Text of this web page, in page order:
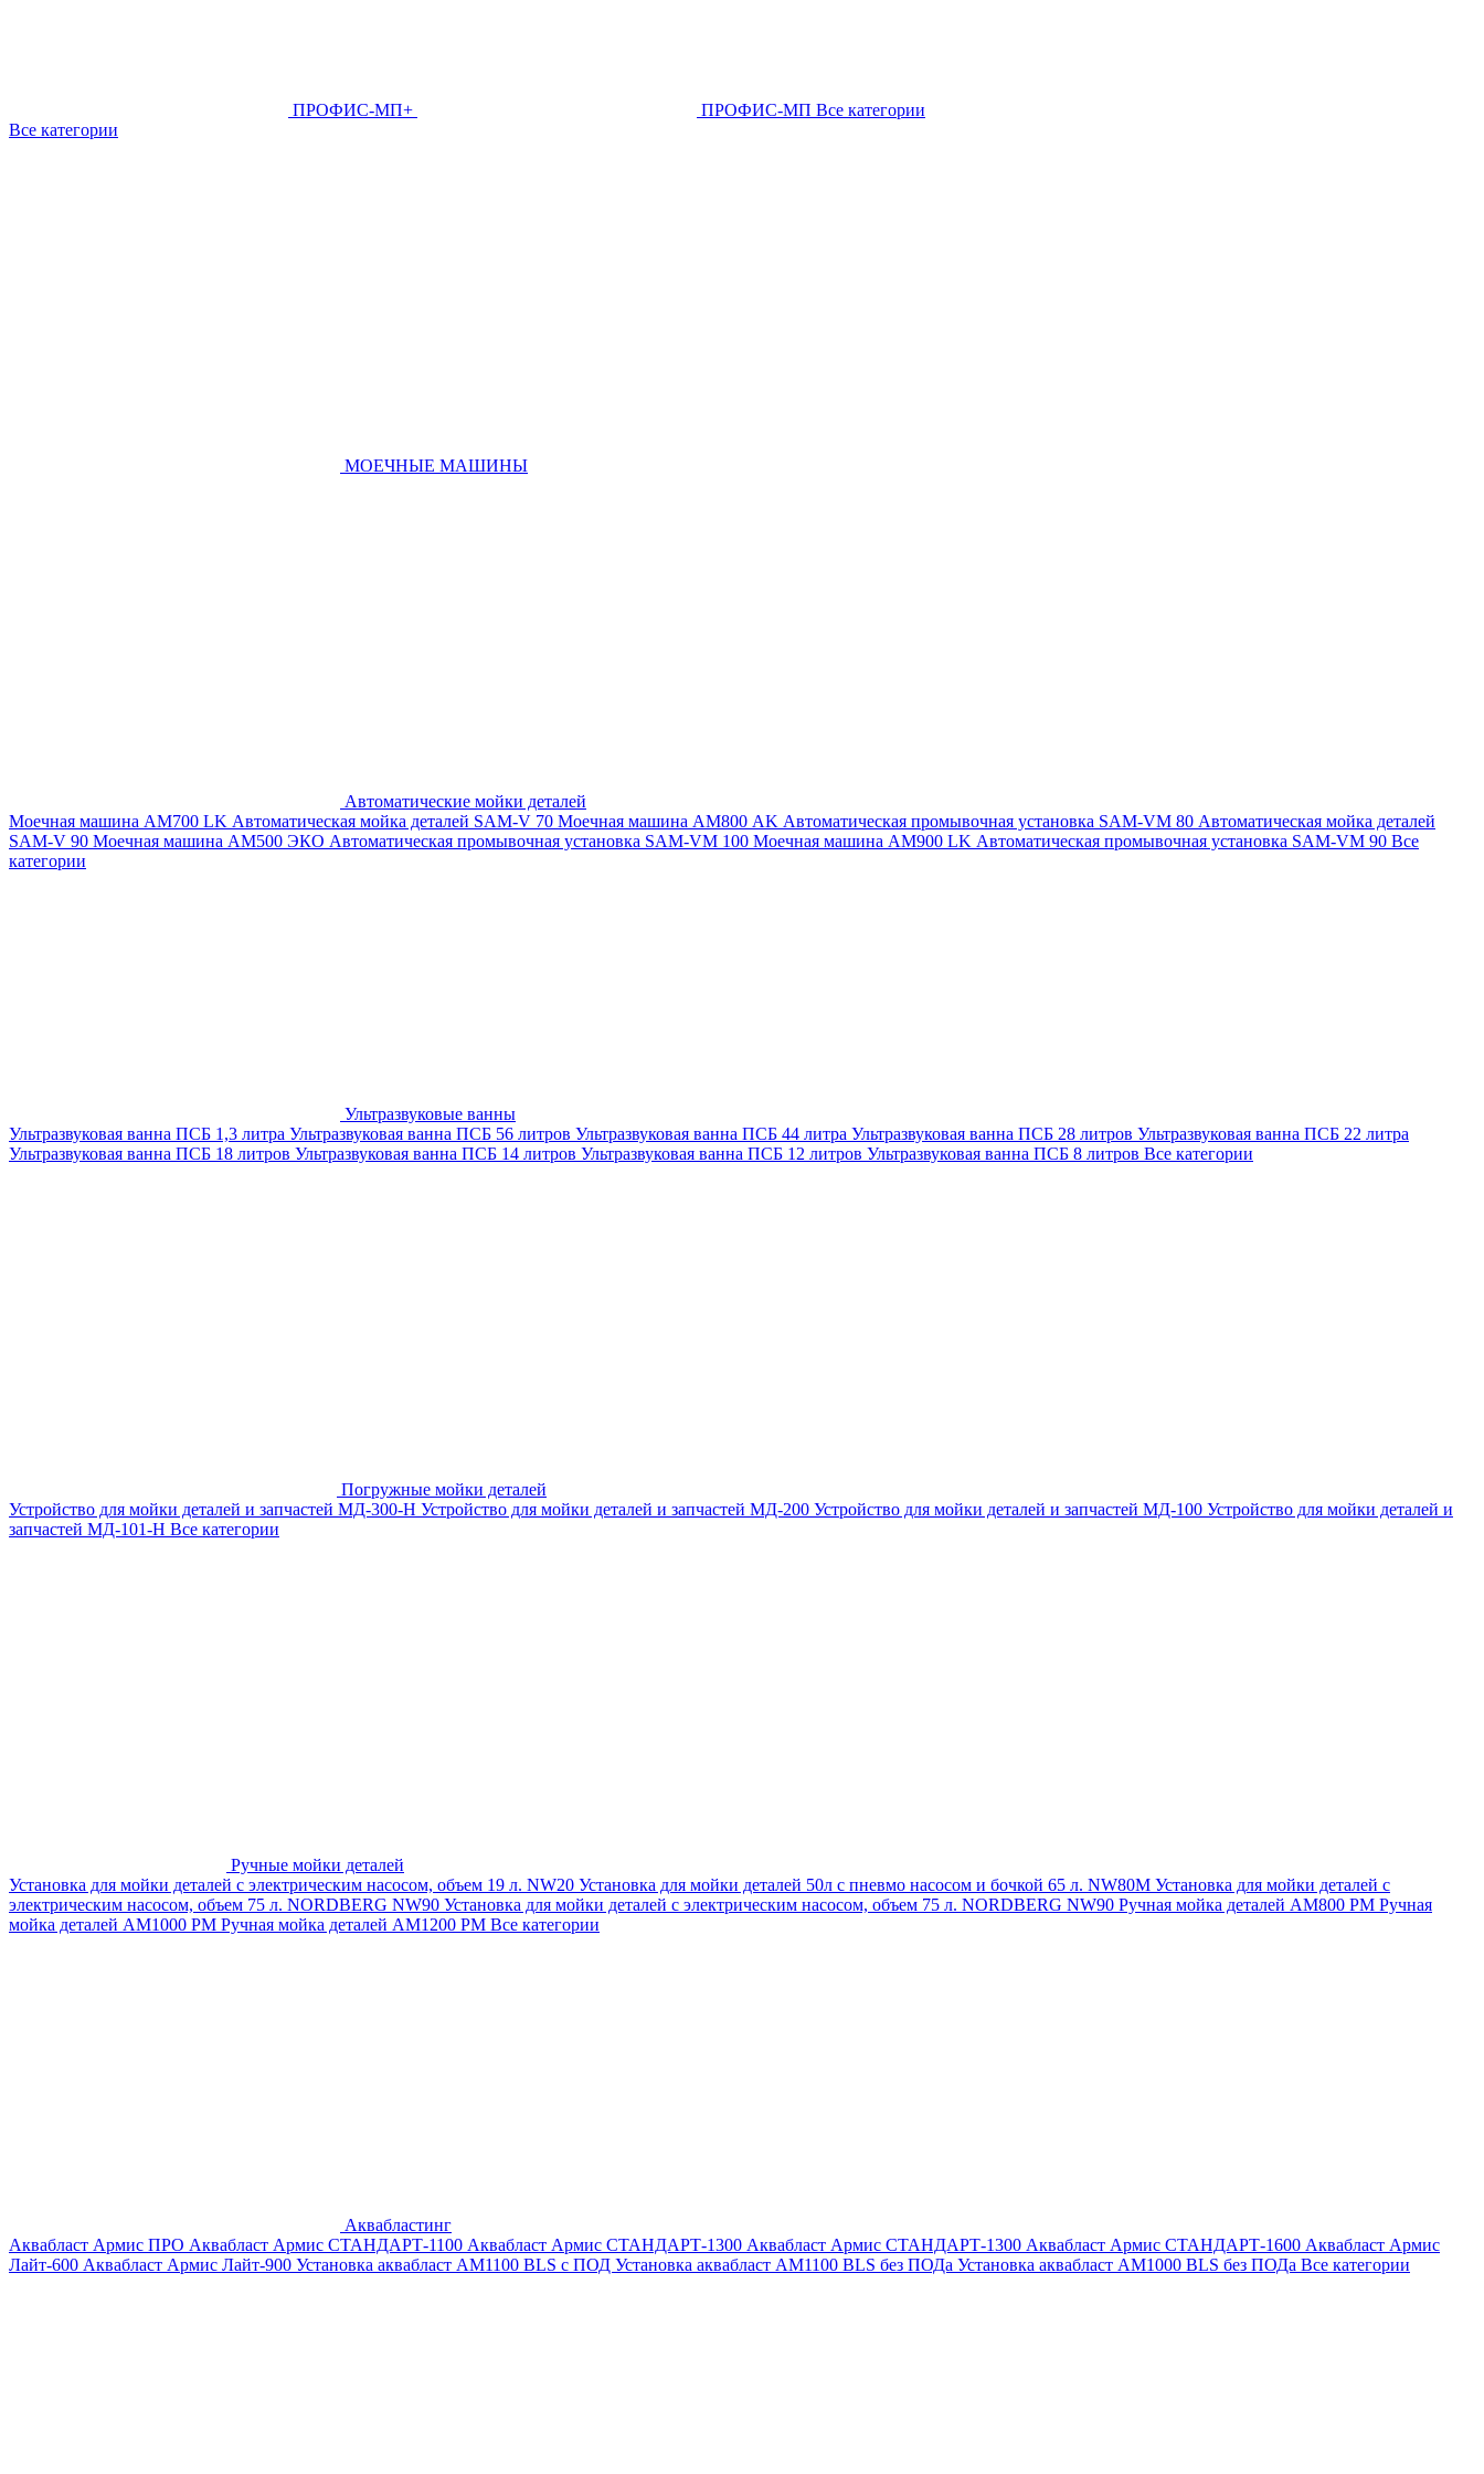
ПРОФИС-МП+ ПРОФИС-МП Все категории
Все категории
МОЕЧНЫЕ МАШИНЫ
Автоматические мойки деталей
Моечная машина AM700 LK Автоматическая мойка деталей SAM-V 70 Моечная машина АМ800 AK Автоматическая промывочная установка SAM-VM 80 Автоматическая мойка деталей
SAM-V 90 Моечная машина АМ500 ЭКО Автоматическая промывочная установка SAM-VM 100 Моечная машина AM900 LK Автоматическая промывочная установка SAM-VM 90 Все
категории
Ультразвуковые ванны
Ультразвуковая ванна ПСБ 1,3 литра Ультразвуковая ванна ПСБ 56 литров Ультразвуковая ванна ПСБ 44 литра Ультразвуковая ванна ПСБ 28 литров Ультразвуковая ванна ПСБ 22 литра
Ультразвуковая ванна ПСБ 18 литров Ультразвуковая ванна ПСБ 14 литров Ультразвуковая ванна ПСБ 12 литров Ультразвуковая ванна ПСБ 8 литров Все категории
Погружные мойки деталей
Устройство для мойки деталей и запчастей МД-300-H Устройство для мойки деталей и запчастей МД-200 Устройство для мойки деталей и запчастей МД-100 Устройство для мойки деталей и
запчастей МД-101-Н Все категории
Ручные мойки деталей
Установка для мойки деталей с электрическим насосом, объем 19 л. NW20 Установка для мойки деталей 50л с пневмо насосом и бочкой 65 л. NW80M Установка для мойки деталей с
электрическим насосом, объем 75 л. NORDBERG NW90 Установка для мойки деталей с электрическим насосом, объем 75 л. NORDBERG NW90 Ручная мойка деталей АМ800 РМ Ручная
мойка деталей АМ1000 РМ Ручная мойка деталей АМ1200 РМ Все категории
Аквабластинг
Аквабласт Армис ПРО Аквабласт Армис СТАНДАРТ-1100 Аквабласт Армис СТАНДАРТ-1300 Аквабласт Армис СТАНДАРТ-1300 Аквабласт Армис СТАНДАРТ-1600 Аквабласт Армис
Лайт-600 Аквабласт Армис Лайт-900 Установка аквабласт AM1100 BLS с ПОД Установка аквабласт AM1100 BLS без ПОДа Установка аквабласт AM1000 BLS без ПОДа Все категории